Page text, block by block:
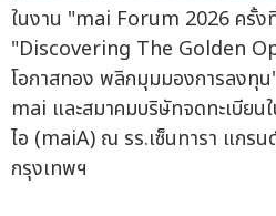
ในงาน "mai Forum 2026 ครั้ง
"Discovering The Golden
โอกาสทอง พลิกมุมมองการลงทุ
mai และสมาคมบริษัทจดทะเบียน
ไอ (maiA) ณ รร.เซ็นทารา แกร
กรุงเทพฯ